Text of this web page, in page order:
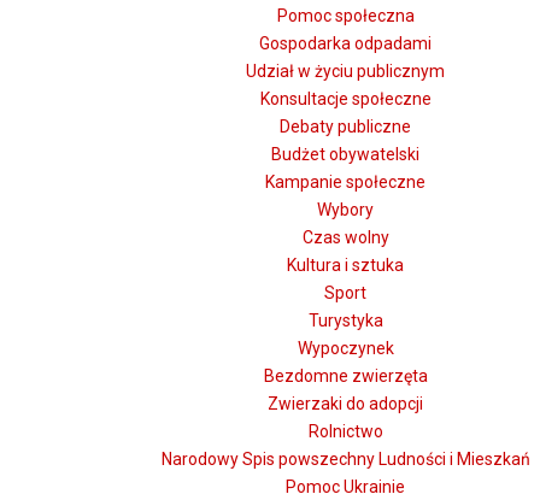
Pomoc społeczna
Gospodarka odpadami
Udział w życiu publicznym
Konsultacje społeczne
Debaty publiczne
Budżet obywatelski
Kampanie społeczne
Wybory
Czas wolny
Kultura i sztuka
Sport
Turystyka
Wypoczynek
Bezdomne zwierzęta
Zwierzaki do adopcji
Rolnictwo
Narodowy Spis powszechny Ludności i Mieszkań
Pomoc Ukrainie